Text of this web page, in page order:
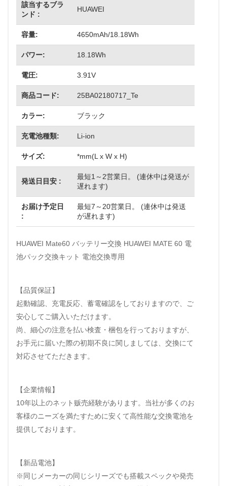
該当するブラ
ンド :
HUAWEI
容量: 4650mAh/18.18Wh
パワー: 18.18Wh
電圧: 3.91V
商品コード: 25BA02180717_Te
カラー: ブラック
充電池種類: Li-ion
サイズ: *mm(L x W x H)
発送日目安 :
最短1～2営業日。 (連休中は発送が
遅れます)
お届け予定日
:
最短7～20営業日。 (連休中は発送
が遅れます)
HUAWEI Mate60 バッテリー交換 HUAWEI MATE 60 電
池パック交換キット 電池交換専用
【品質保証】
起動確認、充電反応、蓄電確認をしておりますので、ご
安心してご購入いただけます。
尚、細心の注意を払い検査・梱包を行っておりますが、
お手元に届いた際の初期不良に関しましては、交換にて
対応させてただきます。
【企業情報】
10年以上のネット贩売経験があります。当社が多くのお
客様のニーズを満たすために安くて高性能な交換電池を
提供しております。
【新品電池】
※同じメーカーの同じシリーズでも搭載スペックや発売